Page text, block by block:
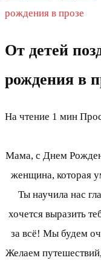
рождения в прозе
От детей
рождения в
На чтение 1 мин
Мама, с Днем
женщина, которая
Ты научила нас
хочется выразить
за всё! Мы будем
Желаем